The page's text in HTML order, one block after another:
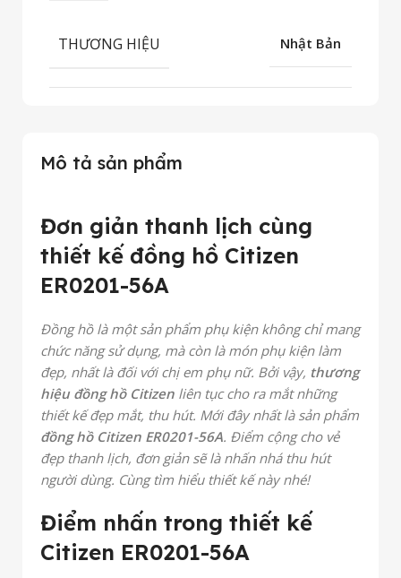
Mô tả sản phẩm
Đơn giản thanh lịch cùng
thiết kế đồng hồ Citizen
ER0201-56A
Đồng hồ là một sản phẩm phụ kiện không chỉ mang
chức năng sử dụng, mà còn là món phụ kiện làm
đẹp, nhất là đối với chị em phụ nữ. Bởi vậy, thương
hiệu đồng hồ Citizen liên tục cho ra mắt những
thiết kế đẹp mắt, thu hút. Mới đây nhất là sản phẩm
đồng hồ Citizen ER0201-56A. Điểm cộng cho vẻ
đẹp thanh lịch, đơn giản sẽ là nhấn nhá thu hút
người dùng. Cùng tìm hiểu thiết kế này nhé!
Điểm nhấn trong thiết kế
Citizen ER0201-56A
THƯƠNG HIỆU Nhật Bản